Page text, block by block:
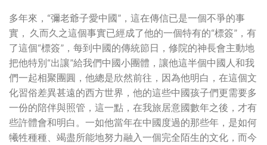
多年來，“彌老爺子愛中國”，這在傳信已是一個不爭的事
實， 久而久之這個事實已經成了他的一個特有的“標簽”，有
了這個“標簽”，每到中國的傳統節日，修院的神長會主動地
把他特別“出讓”給我們中國小團體，讓他這半個中國人和我
們一起相聚團圓，他總是欣然前往，因為他明白，在這個文
化習俗差異甚遠的西方世界，他的這些中國孩子們更需要多
一份的陪伴與照管，這一點，在我旅居意國數年之後，才有
些許體會和明白。一如他當年在中國度過的那些年，是如何
犧牲種種、竭盡所能地努力融入一個完全陌生的文化，而今